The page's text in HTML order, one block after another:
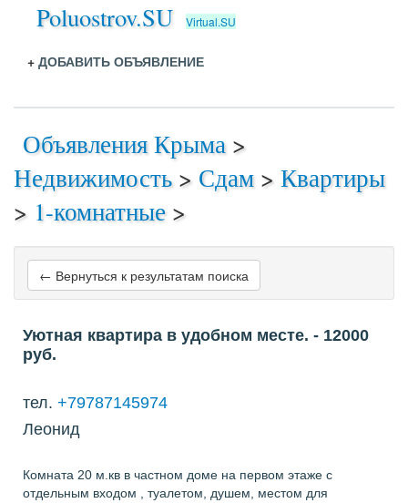
Poluostrov.SU Virtual.SU
+ ДОБАВИТЬ ОБЪЯВЛЕНИЕ
Объявления Крыма >
Недвижимость> Сдам > Квартиры
> 1-комнатные>
← Вернуться к результатам поиска
Уютная квартира в удобном месте. - 12000
руб.
тел. +79787145974
Леонид
Комната 20 м.кв в частном доме на первом этаже с
отдельным входом , туалетом, душем, местом для